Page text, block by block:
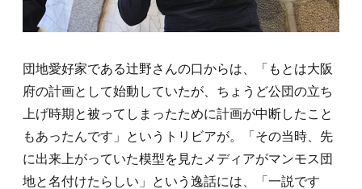
団地愛好家である辻野さんの口からは、「もとは大阪
府の計画として始動していたが、ちょうど公団の立ち
上げ時期と被ってしまったために計画が中断したこと
もあったんです」というトリビアが。「その当時、先
に出来上がっていた模型を見たメディアがマンモス団
地と名付けたらしい」という逸話には、「一説です